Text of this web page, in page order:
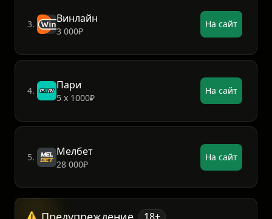
3.
3 000₽
На сайт
4.
5 х 1000₽
На сайт
5. На сайт